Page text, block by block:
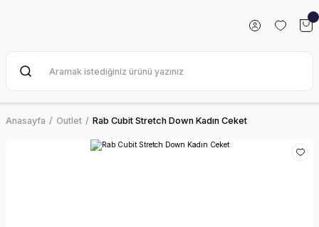
Anasayfa Outlet Rab Cubit Stretch Down Kadın Ceket